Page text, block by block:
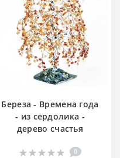
Береза - Времена года
- из сердолика -
дерево счастья
0